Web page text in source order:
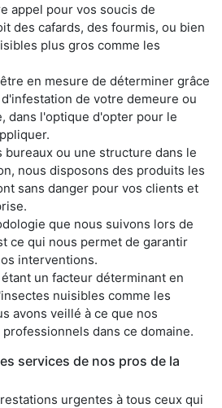
appel pour vos soucis de
des cafards, des fourmis, ou bien
plus gros comme les
en mesure de déterminer grâce
de votre demeure ou
dans l'optique d'opter pour le
bureaux ou une structure dans le
nous disposons des produits les
sans danger pour vos clients et
que nous suivons lors de
ce qui nous permet de garantir
interventions.
un facteur déterminant en
nuisibles comme les
avons veillé à ce que nos
dans ce domaine.
services de nos pros de la
urgentes à tous ceux qui